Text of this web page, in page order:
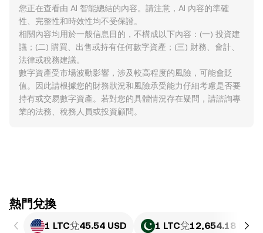
您正在查看由 AI 智能總結的內容。請注意，AI 內容的準確
性、完整性和時效性均不受保證。
相關內容均用於一般信息目的，不構成以下內容：(一) 投資建
議；(二) 購買、出售或持有任何數字資產；(三) 財務、會計、
法律或稅務建議。
數字資產受市場波動影響，涉及較高程度的風險，可能會貶
值。因此請根據您的財務狀況和風險承受能力仔細考慮是否要
持有或交易數字資產。若對您的具體情況存在疑問，請諮詢專
業的法務、稅務人員或投資顧問。
ִִִִִִִִִִִִִִִִִִִִִִִִִִִִִִִִִִִִִִִִִִִִִִִִ熱門兌換
1 LTC兌45.54 USD 1 LTC兌12,654.18 PKR